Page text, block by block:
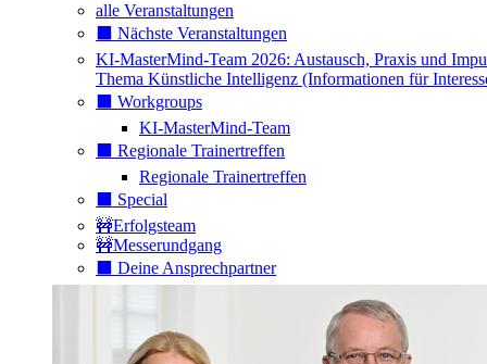
alle Veranstaltungen
⬛️ Nächste Veranstaltungen
KI-MasterMind-Team 2026: Austausch, Praxis und
Thema Künstliche Intelligenz (Informationen für
⬛️ Workgroups
KI-MasterMind-Team
⬛️ Regionale Trainertreffen
Regionale Trainertreffen
⬛️ Special
🚧Erfolgsteam
🚧Messerundgang
⬛️ Deine Ansprechpartner